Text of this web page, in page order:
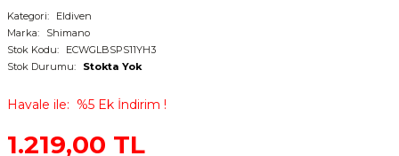
Kategori
Eldiven
Marka
Shimano
Stok Kodu
ECWGLBSPS11YH3
Stok Durumu
Stokta Yok
Havale ile %5 Ek İndirim !
1.219,00 TL